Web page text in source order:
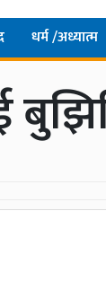
धर्म /अध्यात्म